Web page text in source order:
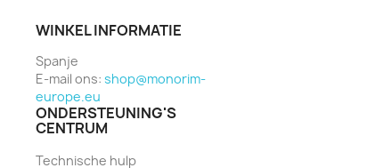
WINKEL INFORMATIE
Spanje
E-mail ons: shop@monorim-
europe.eu
ONDERSTEUNING'S
CENTRUM
Technische hulp